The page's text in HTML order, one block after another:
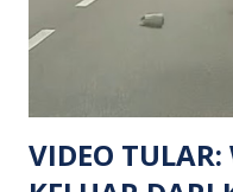
mengesan dua suspek
siasatan lanjut. Kes
Keseksaan kerana
maklumat diminta t...
VIDEO